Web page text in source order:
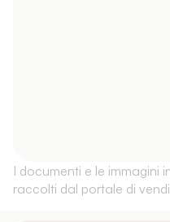
I documenti e le immagini
raccolti dal portale di